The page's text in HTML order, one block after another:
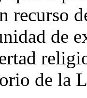
recurso
de
de la